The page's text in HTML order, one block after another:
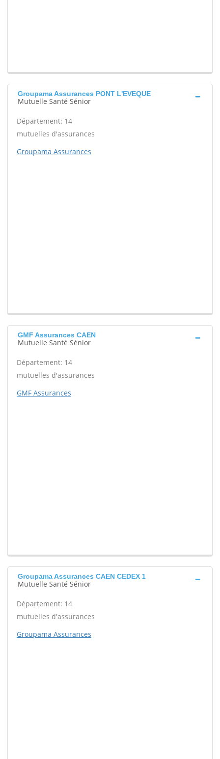
Groupama Assurances PONT L'EVEQUE
Mutuelle Santé Sénior
Département: 14
mutuelles d'assurances
Groupama Assurances
GMF Assurances CAEN
Mutuelle Santé Sénior
Département: 14
mutuelles d'assurances
GMF Assurances
Groupama Assurances CAEN CEDEX 1
Mutuelle Santé Sénior
Département: 14
mutuelles d'assurances
Groupama Assurances